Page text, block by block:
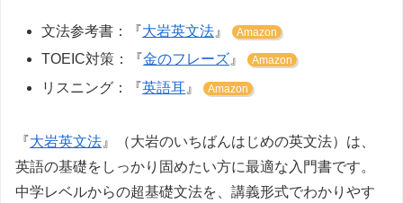
文法参考書：『大岩英文法 』 Amazon
TOEIC対策：『金のフレーズ』 Amazon
リスニング：『英語耳 』 Amazon
『大岩英文法 』（大岩のいちばんはじめの英文法）は、
英語の基礎をしっかり固めたい方に最適な入門書です。
中学レベルからの超基礎文法を、講義形式でわかりやす